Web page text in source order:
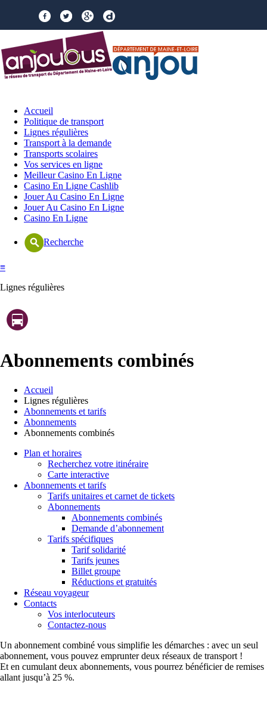
Accueil
Politique de transport
Lignes régulières
Transport à la demande
Transports scolaires
Vos services en ligne
Meilleur Casino En Ligne
Casino En Ligne Cashlib
Jouer Au Casino En Ligne
Jouer Au Casino En Ligne
Casino En Ligne
Recherche
≡
Lignes régulières
Abonnements combinés
Accueil
Lignes régulières
Abonnements et tarifs
Abonnements
Abonnements combinés
Plan et horaires
Recherchez votre itinéraire
Carte interactive
Abonnements et tarifs
Tarifs unitaires et carnet de tickets
Abonnements
Abonnements combinés
Demande d’abonnement
Tarifs spécifiques
Tarif solidarité
Tarifs jeunes
Billet groupe
Réductions et gratuités
Réseau voyageur
Contacts
Vos interlocuteurs
Contactez-nous
Un abonnement combiné vous simplifie les démarches : avec un seul
abonnement, vous pouvez emprunter deux réseaux de transport !
Et en cumulant deux abonnements, vous pourrez bénéficier de remises
allant jusqu’à 25 %.